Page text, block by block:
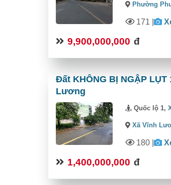
Phường
171 |
9,900,000,000 đ
Đất KHÔNG BỊ NGẬP
Lương
Quốc lộ 1,
Xã Vĩnh
180 |
1,400,000,000 đ